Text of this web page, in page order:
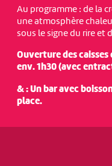
Au programme : de la
une atmosphère
sous le signe du rire et
Ouverture des
env. 1h30 (avec
& : Un bar avec
place.